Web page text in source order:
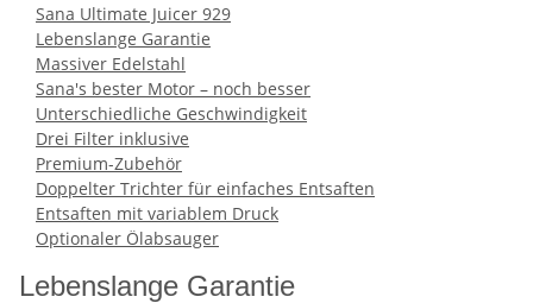
Sana Ultimate Juicer 929
Lebenslange Garantie
Massiver Edelstahl
Sana's bester Motor – noch besser
Unterschiedliche Geschwindigkeit
Drei Filter inklusive
Premium-Zubehör
Doppelter Trichter für einfaches Entsaften
Entsaften mit variablem Druck
Optionaler Ölabsauger
Lebenslange Garantie